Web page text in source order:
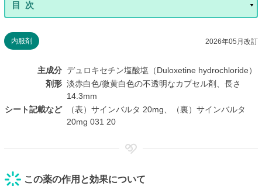
内服剤 2026年05月改訂
主成分 デュロキセチン塩酸塩（Duloxetine hydrochloride）
剤形 淡赤白色/微黄白色の不透明なカプセル剤、長さ
14.3mm
シート記載など
（表）サインバルタ 20mg、（裏）サインバルタ
20mg 031 20
この薬の作用と効果について